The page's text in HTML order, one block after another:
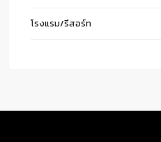
โรงแรม/รีสอร์ท